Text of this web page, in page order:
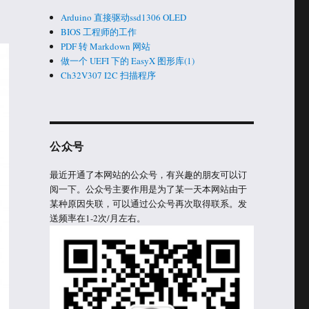
Arduino 直接驱动ssd1306 OLED
BIOS 工程师的工作
PDF 转 Markdown 网站
做一个 UEFI 下的 EasyX 图形库(1)
Ch32V307 I2C 扫描程序
公众号
最近开通了本网站的公众号，有兴趣的朋友可以订
阅一下。公众号主要作用是为了某一天本网站由于
某种原因失联，可以通过公众号再次取得联系。发
送频率在1-2次/月左右。